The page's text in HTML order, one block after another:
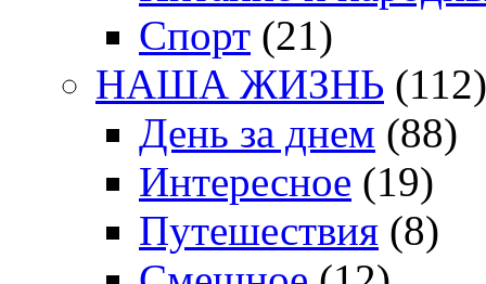
Спорт (21)
НАША ЖИЗНЬ (112)
День за днем (88)
Интересное (19)
Путешествия (8)